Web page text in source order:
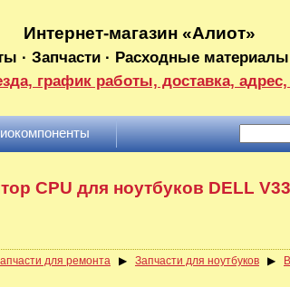
Интернет-магазин «Алиот»
· Запчасти · Расходные
график работы, доставка,
CPU для ноутбуков DELL
для ремонта ▶ Запчасти для ноутбуков ▶